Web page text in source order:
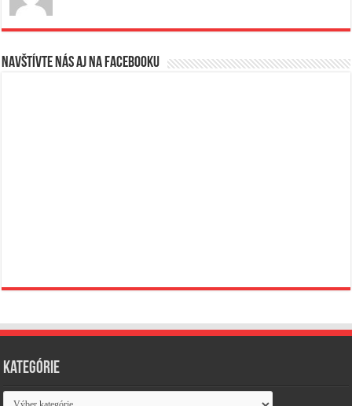
Navštívte nás aj na Facebooku
Kategórie
Kategórie